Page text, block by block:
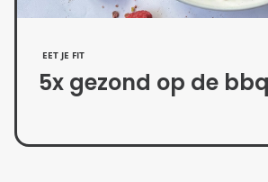
EET JE FIT
5x gezond op de bbq